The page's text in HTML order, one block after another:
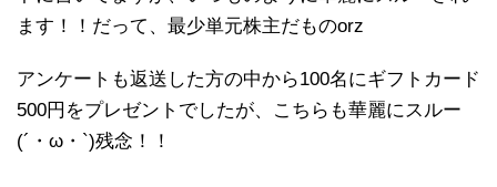
ます！！だって、最少単元株主だものorz
アンケートも返送した方の中から100名にギフトカード
500円をプレゼントでしたが、こちらも華麗にスルー
(´・ω・`)残念！！